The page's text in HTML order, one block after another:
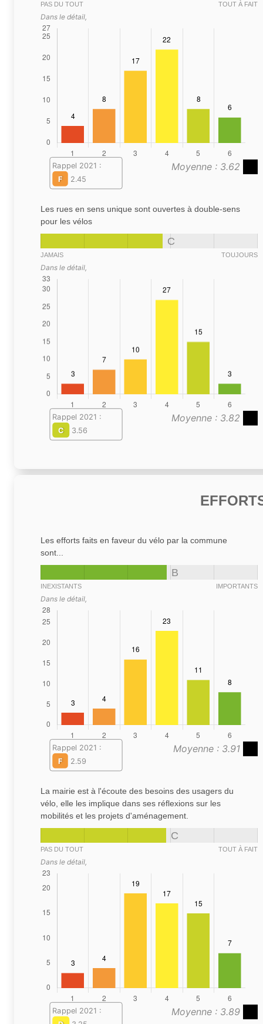
PAS DU TOUT TOUT À FAIT
Dans le détail,
Moyenne : 3.62
Rappel 2021 :
F
2.45
Les rues en sens unique sont ouvertes à double-sens
pour les vélos
C
JAMAIS TOUJOURS
Dans le détail,
Moyenne : 3.82
Rappel 2021 :
C
3.56
Les efforts faits en faveur du vélo par la commune
sont...
B
INEXISTANTS IMPORTANTS
Dans le détail,
Moyenne : 3.91
Rappel 2021 :
F
2.59
La mairie est à l'écoute des besoins des usagers du
vélo, elle les implique dans ses réflexions sur les
mobilités et les projets d'aménagement.
C
PAS DU TOUT TOUT À FAIT
Dans le détail,
Moyenne : 3.89
Rappel 2021 :